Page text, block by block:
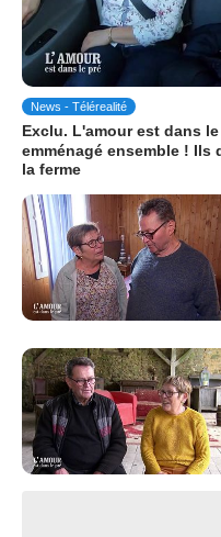
News - Télérealité
Exclu. L'amour est dans
emménagé ensemble ! Ils
la ferme